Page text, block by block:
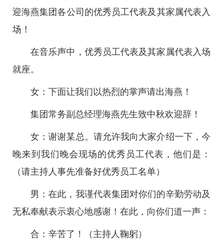
迎海燕集团各公司的优秀员工代表及其家属代表入
场！
在音乐声中，优秀员工代表及其家属代表入场
就座。
女：下面让我们以热烈的掌声请出海燕！
集团常务副总经理海燕先生致中秋欢迎辞！
女：谢谢某总。请允许我向大家介绍一下，今
晚来到我们晚会现场的优秀员工代表，他们是：
（请主持人事先准备好优秀员工名单）
男：在此，我谨代表集团对你们的辛勤劳动及
无私奉献表示衷心地感谢！在此，向你们道一声：
合：辛苦了！（主持人鞠躬）